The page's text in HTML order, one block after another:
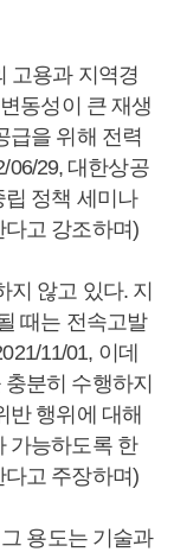
고용과 지역경
동성이 큰 재생
급을 위해 전력
06/29, 대한상공
정책 세미나
고 강조하며)
지 않고 있다. 지
때는 전속고발
11/01, 이데
분히 수행하지
반 행위에 대해
가능하도록 한
고 주장하며)
용도는 기술과